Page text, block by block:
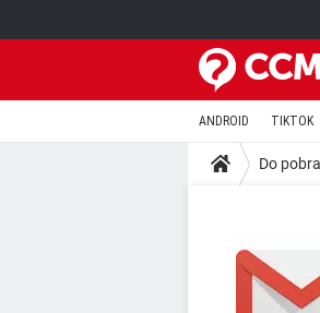
ANDROID TIKTOK
Do